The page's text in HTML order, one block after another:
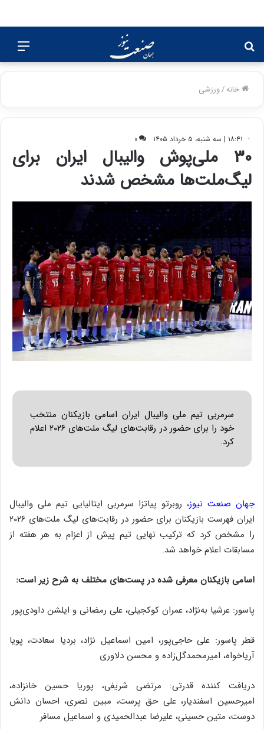
برای
خانه/ورزشی
۱۸:۴۱ | سه شنبه، ۵ خرداد ۱۴۰۵ ۰
۳۰ ملی‌پوش والیبال ایران برای
لیگ‌ملت‌ها مشخص شدند
سرمربی تیم ملی والیبال ایران اسامی بازیکنان منتخب
خود را برای حضور در رقابت‌های لیگ ملت‌های ۲۰۲۶ اعلام
کرد.
جهان صنعت نیوز، روبرتو پیاتزا سرمربی ایتالیایی تیم ملی والیبال
ایران فهرست بازیکنان برای حضور در رقابت‌های لیگ ملت‌های ۲۰۲۶
را مشخص کرد که ترکیب نهایی تیم پیش از اعزام به هر هفته از
مسابقات اعلام خواهد شد.
اسامی بازیکنان معرفی شده در پست‌های مختلف به شرح زیر است:
پاسور: عرشیا به‌نژاد، عمران کوکجیلی، علی رمضانی و ایلشن داودی‌پور
قطر پاسور: علی حاجی‌پور، امین اسماعیل نژاد، بردیا سعادت، پویا
آریاخواه، امیرمحمدگل‌زاده و محسن دلاوری‌
دریافت کننده قدرتی: مرتضی شریفی، پوریا حسین خانزاده،
امیرحسین اسفندیار، علی حق پرست، مبین نصری، احسان دانش
دوست، متین حسینی، علیرضا عبدالحمیدی و اسماعیل مسافر